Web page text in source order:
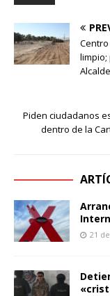
Alcalde
Piden ciudadanos
dentro de la
21